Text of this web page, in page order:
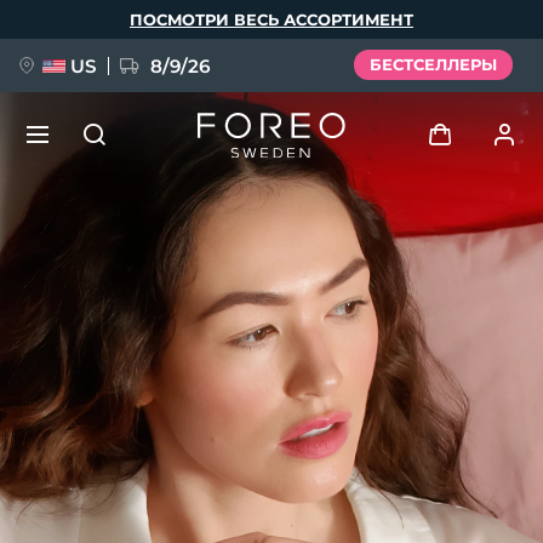
ПОСМОТРИ ВЕСЬ АССОРТИМЕНТ
US 8/9/26 БЕСТСЕЛЛЕРЫ
Войти
Профиль пользователя
Мои приборы
Мои заказы
Мои адреса
Мои подписки
FAQ™ Pure Beauty-Tech Elixir
BREAKING NEWS
issa™ Teeth Whitening Set
Язык
English Deutsch
Español
Français
Português
Polski
Svenska
Русский
Türkçe
简体中文 繁體中文